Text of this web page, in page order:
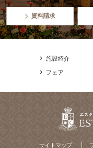
資料請求
施設紹介
フェア
サイトマップ